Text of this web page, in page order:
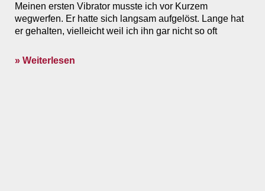
Meinen ersten Vibrator musste ich vor Kurzem
wegwerfen. Er hatte sich langsam aufgelöst. Lange hat
er gehalten, vielleicht weil ich ihn gar nicht so oft
» Weiterlesen